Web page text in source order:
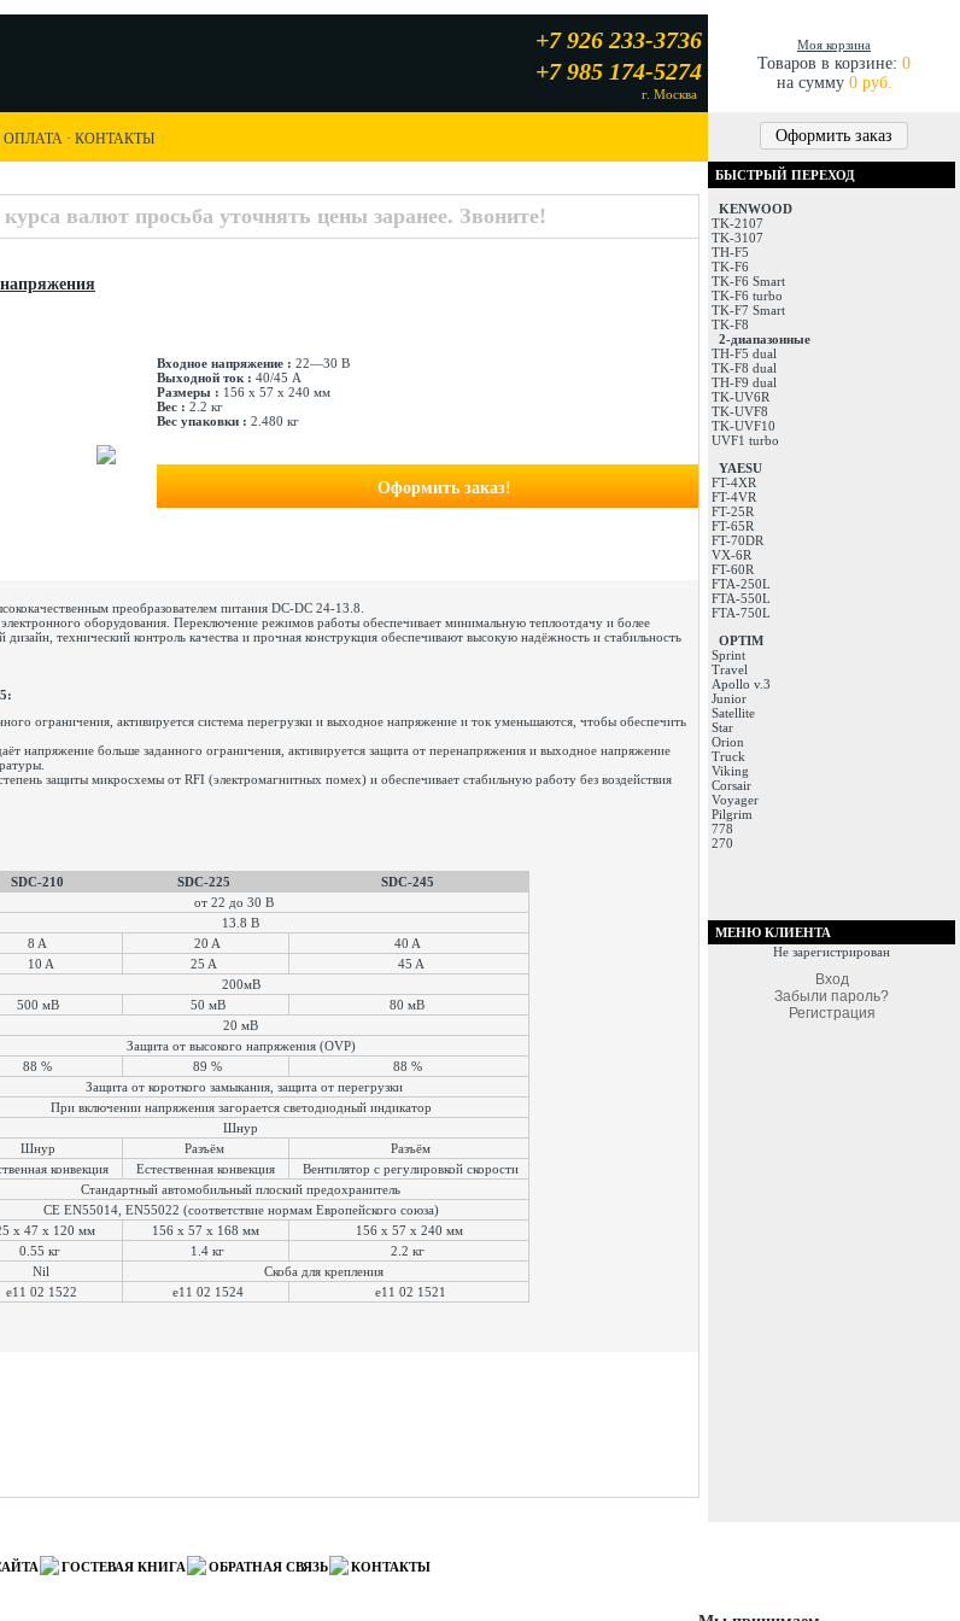
+7 926 233-3736
+7 985 174-5274
г. Москва
Моя корзина
Товаров в корзине: 0
на сумму 0 руб.
Оформить заказ
ОПЛАТА · КОНТАКТЫ
валют просьба уточнять цены заранее. Звоните!
Входное напряжение : 22—30 В
Выходной ток : 40/45 А
Размеры : 156 x 57 x 240 мм
Вес : 2.2 кг
Вес упаковки : 2.480 кг
Оформить заказ!
преобразователем питания DC-DC 24-13.8.
оборудования. Переключение режимов работы обеспечивает минимальную теплоотдачу и более
технический контроль качества и прочная конструкция обеспечивают высокую надёжность и стабильность
ограничения, активируется система перегрузки и выходное напряжение и ток уменьшаются, чтобы обеспечить
напряжение больше заданного ограничения, активируется защита от перенапряжения и выходное напряжение
защиты микросхемы от RFI (электромагнитных помех) и обеспечивает стабильную работу без воздействия
SDC-210 SDC-225
SDC-245
от 22 до 30 В
13.8 В
8 A 20 A
40 A
10 A 25 A
45 A
200мВ
500 мВ 50 мВ
80 мВ
20 мВ
Защита от высокого напряжения (OVP)
88 % 89 %
88 %
Защита от короткого замыкания, защита от перегрузки
При включении напряжения загорается светодиодный индикатор
Шнур
Шнур Разъём
Разъём
конвекция Естественная конвекция
Вентилятор с регулировкой скорости
Стандартный автомобильный плоский предохранитель
CE EN55014, EN55022 (соответствие нормам Европейского союза)
x 47 x 120 мм 156 x 57 x 168 мм
156 x 57 x 240 мм
0.55 кг 1.4 кг
2.2 кг
Nil
Скоба для крепления
e11 02 1522 e11 02 1524 e11 02 1521
БЫСТРЫЙ ПЕРЕХОД
KENWOOD
TK-2107
TK-3107
TH-F5
TK-F6
TK-F6 Smart
TK-F6 turbo
TK-F7 Smart
TK-F8
2-диапазонные
TH-F5 dual
TK-F8 dual
TH-F9 dual
TK-UV6R
TK-UVF8
TK-UVF10
UVF1 turbo
YAESU
FT-4XR
FT-4VR
FT-25R
FT-65R
FT-70DR
VX-6R
FT-60R
FTA-250L
FTA-550L
FTA-750L
OPTIM
Sprint
Travel
Apollo v.3
Junior
Satellite
Star
Orion
Truck
Viking
Corsair
Voyager
Pilgrim
778
270
МЕНЮ КЛИЕНТА
Не зарегистрирован
Вход
Забыли пароль?
Регистрация
ГОСТЕВАЯ КНИГА ОБРАТНАЯ СВЯЗЬ КОНТАКТЫ